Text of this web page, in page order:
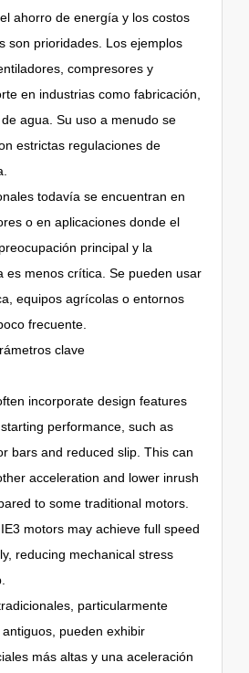
ahorro de energía y los costos
son prioridades. Los ejemplos
compresores y
en industrias como fabricación,
agua. Su uso a menudo se
estrictas regulaciones de
todavía se encuentran en
o en aplicaciones donde el
principal y la
es menos crítica. Se pueden usar
equipos agrícolas o entornos
frecuente.
clave
incorporate design features
performance, such as
bars and reduced slip. This can
acceleration and lower inrush
to some traditional motors.
motors may achieve full speed
reducing mechanical stress
particularmente
pueden exhibir
más altas y una aceleración